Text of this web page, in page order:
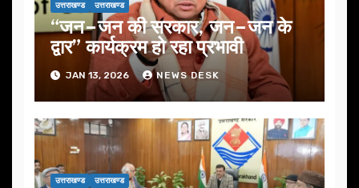
उत्तराखण्ड उत्तराखण्ड
“जन–जन की सरकार, जन–जन के
द्वार” कार्यक्रम हो रहा प्रभावी
JAN 13, 2026 NEWS DESK
उत्तराखण्ड उत्तराखण्ड